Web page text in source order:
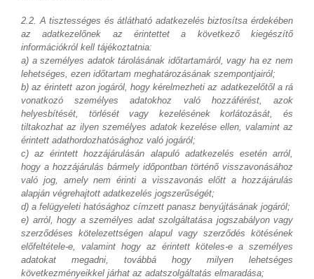
2.2. A tisztességes és átlátható adatkezelés biztosítsa érdekében
az adatkezelőnek az érintettet a következő kiegészítő
információkról kell tájékoztatnia:
a) a személyes adatok tárolásának időtartamáról, vagy ha ez nem
lehetséges, ezen időtartam meghatározásának szempontjairól;
b) az érintett azon jogáról, hogy kérelmezheti az adatkezelőtől a rá
vonatkozó személyes adatokhoz való hozzáférést, azok
helyesbítését, törlését vagy kezelésének korlátozását, és
tiltakozhat az ilyen személyes adatok kezelése ellen, valamint az
érintett adathordozhatósághoz való jogáról;
c) az érintett hozzájárulásán alapuló adatkezelés esetén arról,
hogy a hozzájárulás bármely időpontban történő visszavonásához
való jog, amely nem érinti a visszavonás előtt a hozzájárulás
alapján végrehajtott adatkezelés jogszerűségét;
d) a felügyeleti hatósághoz címzett panasz benyújtásának jogáról;
e) arról, hogy a személyes adat szolgáltatása jogszabályon vagy
szerződéses kötelezettségen alapul vagy szerződés kötésének
előfeltétele-e, valamint hogy az érintett köteles-e a személyes
adatokat megadni, továbbá hogy milyen lehetséges
következményeikkel járhat az adatszolgáltatás elmaradása;